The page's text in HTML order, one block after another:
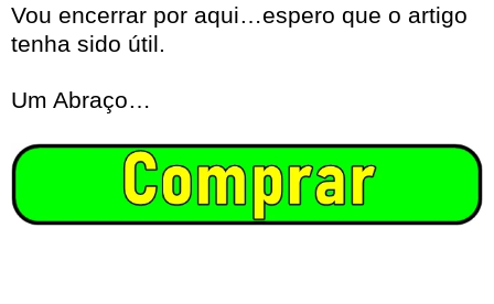
Vou encerrar por aqui…espero que o artigo
tenha sido útil.
Um Abraço…